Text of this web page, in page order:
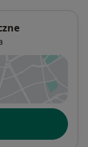
nowej karcie